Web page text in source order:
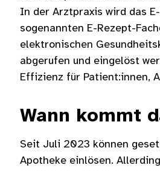
In der Arztpraxis wird das
sogenannten E-Rezept-
elektronischen
abgerufen und eingelöst
Effizienz für Patient:innen,
Wann kommt
Seit Juli 2023 können
Apotheke einlösen.